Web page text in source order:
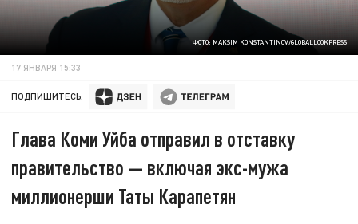
ФОТО: MAKSIM KONSTANTINOV/GLOBALLOOKPRESS
17 ЯНВАРЯ 15:33
ПОДПИШИТЕСЬ:
Глава Коми Уйба отправил в отставку
правительство — включая экс-мужа
миллионерши Таты Карапетян